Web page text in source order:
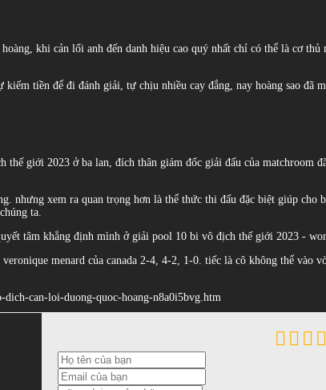
khi cản lối anh đến danh hiệu cao quý nhất chỉ có thể là cơ
tiền để đi đánh giải, tự chịu nhiều cay đắng, nay hoàng sao đã
giới 2023 ở ba lan, đích thân giám đốc giải đấu của matchroom
nhưng xem ra quan trọng hơn là thể thức thi đấu đặc biệt giúp cho
ta.
tâm khẳng định mình ở giải pool 10 bi vô địch thế giới 2023 -
menard của canada 2-4, 4-2, 1-0. tiếc là cô không thể vào
can-loi-duong-quoc-hoang-n8a0i5bvg.htm